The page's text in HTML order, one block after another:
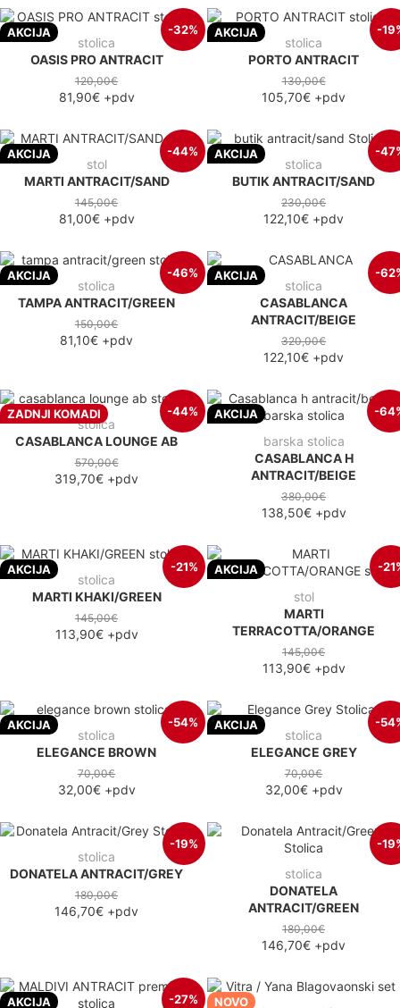
AKCIJA -32%
stolica
OASIS PRO ANTRACIT
120,00€
81,90€+pdv
AKCIJA -
stolica
PORTO ANTRACIT
130,00€
105,70€ +pdv
AKCIJA -44%
stol
MARTI ANTRACIT/SAND
145,00€
81,00€+pdv
AKCIJA -
stolica
BUTIK ANTRACIT/SAND
230,00€
122,10€ +pdv
AKCIJA -46%
stolica
TAMPA ANTRACIT/GREEN
150,00€
81,10€ +pdv
AKCIJA -
stolica
CASABLANCA
ANTRACIT/BEIGE
320,00€
122,10€ +pdv
ZADNJI KOMADI -44%
stolica
CASABLANCA LOUNGE AB
570,00€
319,70€ +pdv
AKCIJA -
barska stolica
CASABLANCA H
ANTRACIT/BEIGE
380,00€
138,50€+pdv
AKCIJA -21%
stolica
MARTI KHAKI/GREEN
145,00€
113,90€+pdv
AKCIJA -
stol
MARTI
TERRACOTTA/ORANGE
145,00€
113,90€+pdv
AKCIJA -54%
stolica
ELEGANCE BROWN
70,00€
32,00€+pdv
AKCIJA -
stolica
ELEGANCE GREY
70,00€
32,00€+pdv
-19%
stolica
DONATELA ANTRACIT/GREY
180,00€
146,70€ +pdv
-
stolica
DONATELA
ANTRACIT/GREEN
180,00€
146,70€ +pdv
AKCIJA -27% NOVO